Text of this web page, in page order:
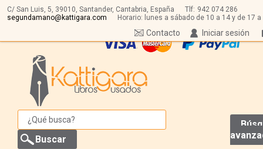
C/ San Luis, 5, 39010, Santander, Cantabria, España Tlf: 942 074 286
segundamano@kattigara.com
Horario: lunes a sábado de 10 a 14 y de 17 a
Iniciar sesión
Contacto